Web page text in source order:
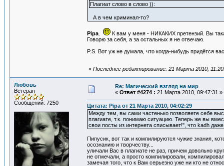
Плагиат слово в слово )):
А в чем криминал-то?
Pipa
К вам у меня - НИКАКИХ претензий. Вы
Говорю за себя, а за остальных я не отвечаю.
P.S. Вот уж не думала, что когда-нибудь придётся
« Последнее редактирование: 21 Марта 2010,
Любовь
Ветеран
Сообщений: 7250
Re: Магический взгляд на мир
« Ответ #4274 : 21 Марта 2010, 09:47:31 »
Цитата: Pipa от 21 Марта 2010, 04:02:29
Между тем, вы сами частенько позволяете себе
плагиате, т.к. понимаю ситуацию. Теперь же вы
свои посты из интернета списывает!", что kadh даже
Пипусик, вот так и компилируются чужие знания,
осознанию и творчеству...
уличали Вас в плагиате не раз, причем довольно
не отмечали, а просто компилировали,
замечая того, что к Вам серьезно уже ни кто не